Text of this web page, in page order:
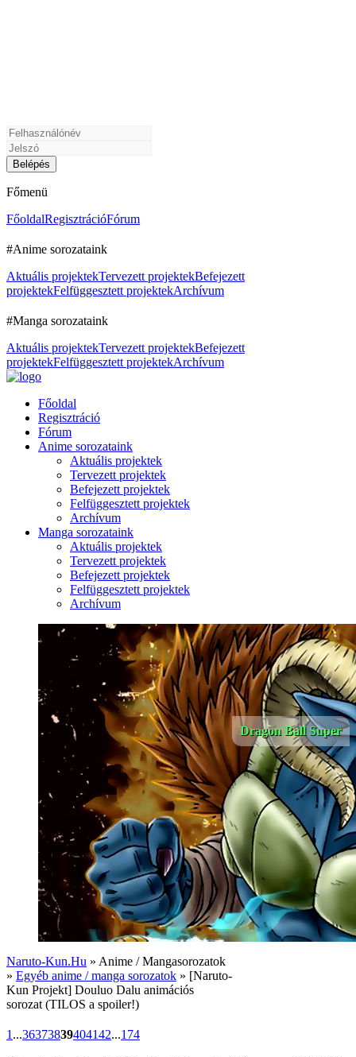
Főmenü
FőoldalRegisztrációFórum
#Anime sorozataink
Aktuális projektekTervezett projektekBefejezett
projektekFelfüggesztett projektekArchívum
#Manga sorozataink
Aktuális projektekTervezett projektekBefejezett
projektekFelfüggesztett projektekArchívum
Főoldal
Regisztráció
Fórum
Anime sorozataink
Aktuális projektek
Tervezett projektek
Befejezett projektek
Felfüggesztett projektek
Archívum
Manga sorozataink
Aktuális projektek
Tervezett projektek
Befejezett projektek
Felfüggesztett projektek
Archívum
Dragon Ball Super
Naruto-Kun.Hu » Anime / Mangasorozatok
» Egyéb anime / manga sorozatok » [Naruto-
Kun Projekt] Douluo Dalu animációs
sorozat (TILOS a spoiler!)
1 ...36373839404142...174